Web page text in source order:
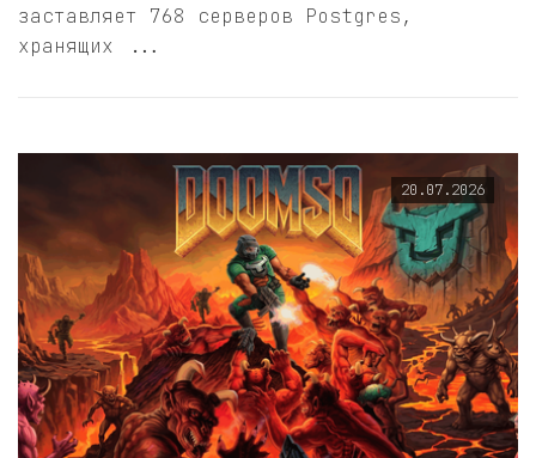
заставляет 768 серверов Postgres,
хранящих ...
20.07.2026